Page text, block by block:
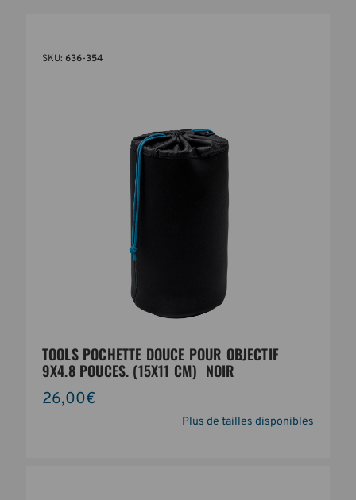
SKU: 636-354
TOOLS POCHETTE DOUCE POUR OBJECTIF
9X4.8 POUCES. (15X11 CM)  NOIR
26,00€
Plus de tailles disponibles